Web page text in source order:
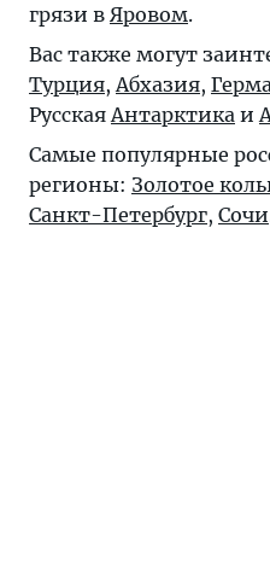
грязи в Яровом.
Вас также могут
Турция, Абхазия,
Русская Антарктика и
Самые популярные
регионы: Золотое
Санкт-Петербург, Сочи